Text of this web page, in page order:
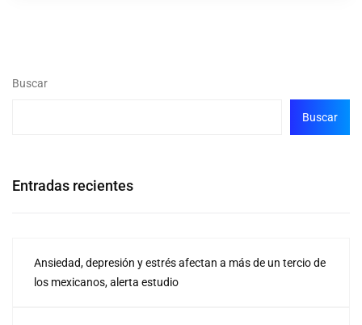
Buscar
Buscar
Entradas recientes
Ansiedad, depresión y estrés afectan a más de un tercio de
los mexicanos, alerta estudio